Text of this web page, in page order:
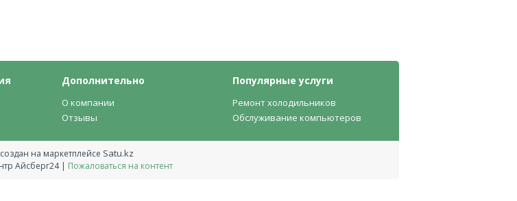
Дополнительно
О компании
Отзывы
Популярные услуги
Ремонт холодильников
Обслуживание компьютеров
на маркетплейсе Satu.kz
Сервисный центр Айсберг24 | Пожаловаться на контент